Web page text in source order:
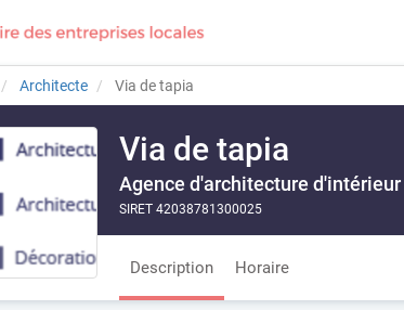
Architecte Via de tapia
Via de tapia
Agence d'architecture d'intérieur
SIRET 42038781300025
Description Horaire